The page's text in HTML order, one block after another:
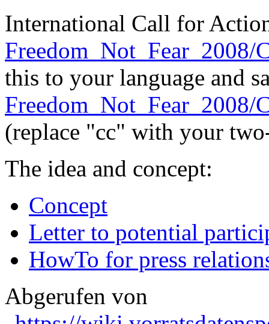
International Call for
Freedom_Not_Fear_2008/
this to your language and
(replace "cc" with your
The idea and concept:
Concept
Letter to potential
HowTo for press
Abgerufen von